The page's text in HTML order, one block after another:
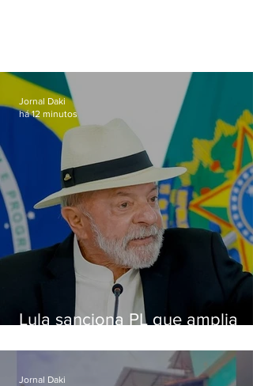
Lula sanciona PL que amplia
crianças
Jornal Daki
há 12 minutos
Jornal Daki